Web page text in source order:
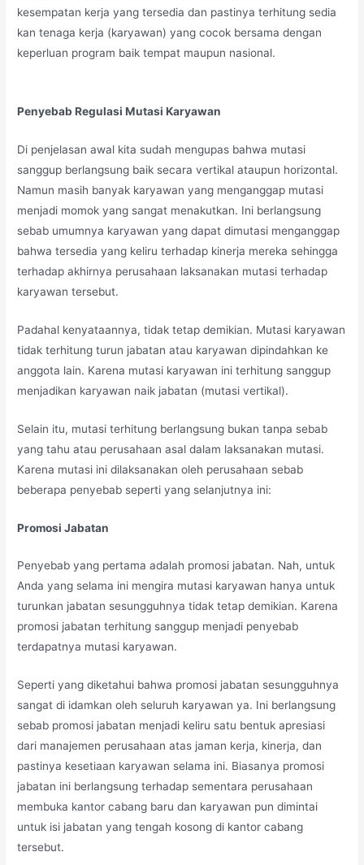
kesempatan kerja yang tersedia dan pastinya terhitung sedia
kan tenaga kerja (karyawan) yang cocok bersama dengan
keperluan program baik tempat maupun nasional.
Penyebab Regulasi Mutasi Karyawan
Di penjelasan awal kita sudah mengupas bahwa mutasi
sanggup berlangsung baik secara vertikal ataupun horizontal.
Namun masih banyak karyawan yang menganggap mutasi
menjadi momok yang sangat menakutkan. Ini berlangsung
sebab umumnya karyawan yang dapat dimutasi menganggap
bahwa tersedia yang keliru terhadap kinerja mereka sehingga
terhadap akhirnya perusahaan laksanakan mutasi terhadap
karyawan tersebut.
Padahal kenyataannya, tidak tetap demikian. Mutasi karyawan
tidak terhitung turun jabatan atau karyawan dipindahkan ke
anggota lain. Karena mutasi karyawan ini terhitung sanggup
menjadikan karyawan naik jabatan (mutasi vertikal).
Selain itu, mutasi terhitung berlangsung bukan tanpa sebab
yang tahu atau perusahaan asal dalam laksanakan mutasi.
Karena mutasi ini dilaksanakan oleh perusahaan sebab
beberapa penyebab seperti yang selanjutnya ini:
Promosi Jabatan
Penyebab yang pertama adalah promosi jabatan. Nah, untuk
Anda yang selama ini mengira mutasi karyawan hanya untuk
turunkan jabatan sesungguhnya tidak tetap demikian. Karena
promosi jabatan terhitung sanggup menjadi penyebab
terdapatnya mutasi karyawan.
Seperti yang diketahui bahwa promosi jabatan sesungguhnya
sangat di idamkan oleh seluruh karyawan ya. Ini berlangsung
sebab promosi jabatan menjadi keliru satu bentuk apresiasi
dari manajemen perusahaan atas jaman kerja, kinerja, dan
pastinya kesetiaan karyawan selama ini. Biasanya promosi
jabatan ini berlangsung terhadap sementara perusahaan
membuka kantor cabang baru dan karyawan pun dimintai
untuk isi jabatan yang tengah kosong di kantor cabang
tersebut.